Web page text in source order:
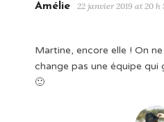
Amélie 22 janvier 2019 at 20 h
Martine, encore elle ! On ne
change pas une équipe qui
🙂